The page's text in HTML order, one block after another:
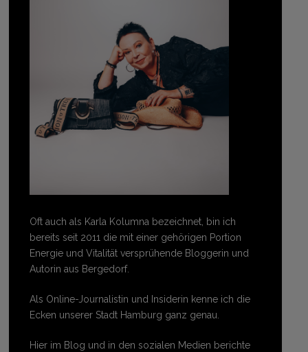
Oft auch als Karla Kolumna bezeichnet, bin ich
bereits seit 2011 die mit einer gehörigen Portion
Energie und Vitalität versprühende Bloggerin und
Autorin aus Bergedorf.
Als Online-Journalistin und Insiderin kenne ich die
Ecken unserer Stadt Hamburg ganz genau.
Hier im Blog und in den sozialen Medien berichte